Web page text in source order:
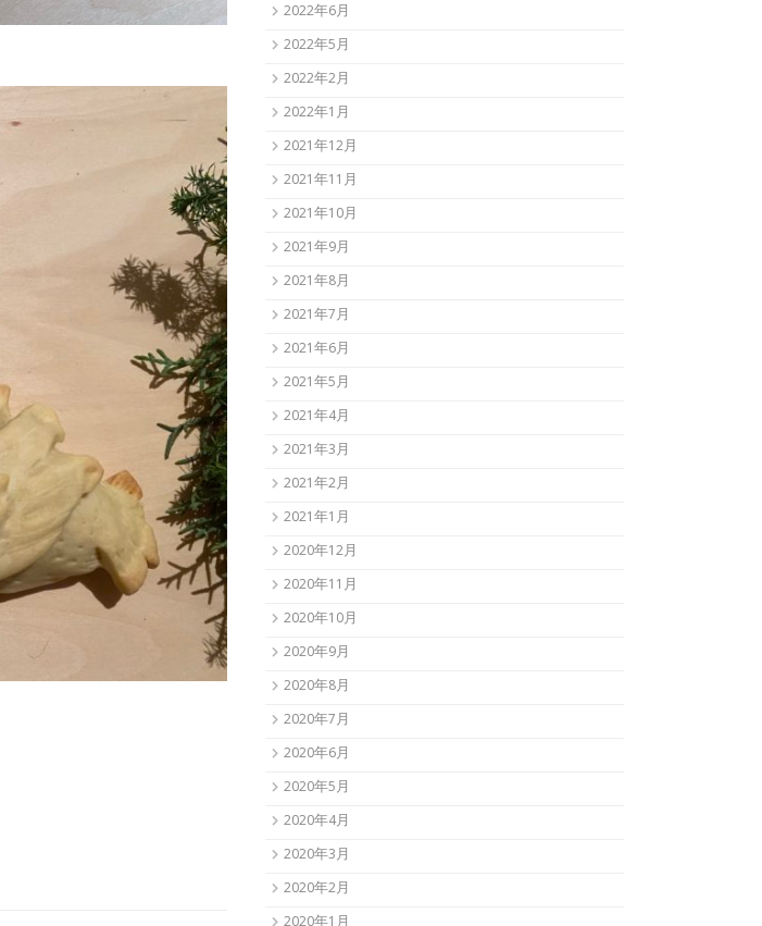
2022年6月
2022年5月
2022年2月
2022年1月
2021年12月
2021年11月
2021年10月
2021年9月
2021年8月
2021年7月
2021年6月
2021年5月
2021年4月
2021年3月
2021年2月
2021年1月
2020年12月
2020年11月
2020年10月
2020年9月
2020年8月
2020年7月
2020年6月
2020年5月
2020年4月
2020年3月
2020年2月